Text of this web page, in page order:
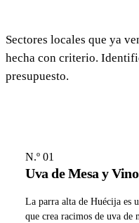
Sectores locales que ya
hecha con criterio.
presupuesto.
N.º 01
Uva de Mesa y
La parra alta de Huécija es
que crea racimos de uva de